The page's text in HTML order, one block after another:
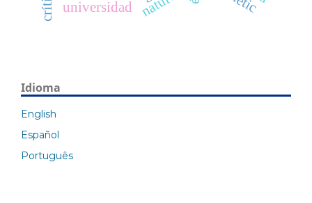
universidad
Idioma
English
Español
Português